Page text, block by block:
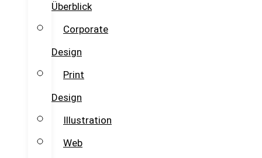
Überblick
Corporate
Design
Print
Design
Illustration
Web